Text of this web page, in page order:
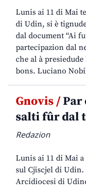
Lunis ai 11 di Mai
di Udin, si è
dal document “Ai
partecipazion dal
che al à
bons. Luciano
Gnovis /Par
salti fûr dal
Redazion
Lunis ai 11 di Mai a
sul Cjiscjel di
Arcidiocesi di